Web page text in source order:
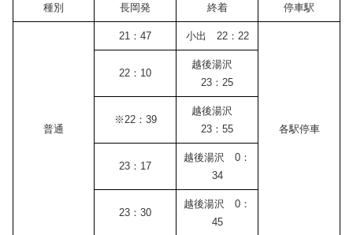
種別 長岡発 終着 停車駅
普通
21：47 小出 22：22
各駅停車
22：10
越後湯沢
23：25
※22：39
越後湯沢
23：55
23：17
越後湯沢 0：
34
23：30
越後湯沢 0：
45